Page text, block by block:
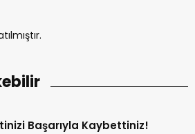
Başarıyla Kaybettiniz!